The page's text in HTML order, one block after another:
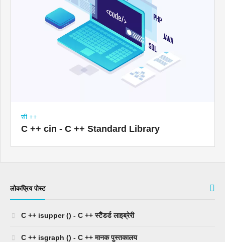
सी ++
C ++ cin - C ++ Standard Library
लोकप्रिय पोस्ट
C ++ isupper () - C ++ स्टैंडर्ड लाइब्रेरी
C ++ isgraph () - C ++ मानक पुस्तकालय